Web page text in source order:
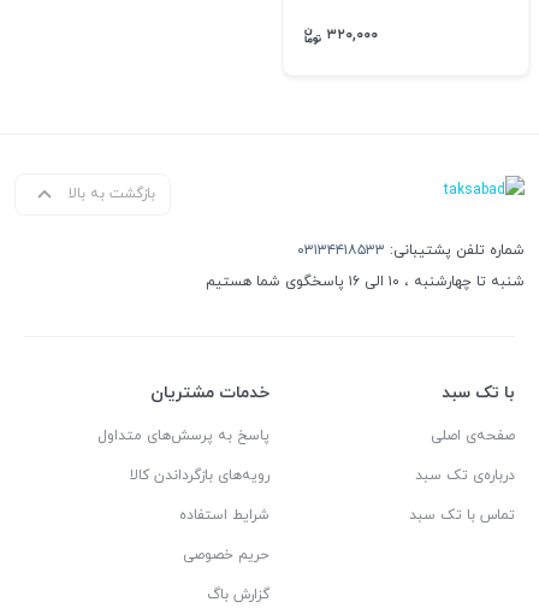
۳۲۰,۰۰۰
بازگشت به بالا
شماره تلفن پشتیبانی: ۰۳۱۳۴۴۱۸۵۳۳
شنبه تا چهارشنبه ، ۱۰ الی ۱۶ پاسخگوی شما هستیم
با تک سبد
صفحه‌ی اصلی
درباره‌ی تک سبد
تماس با تک سبد
خدمات مشتریان
پاسخ به پرسش‌های متداول
رویه‌های بازگرداندن کالا
شرایط استفاده
حریم خصوصی
گزارش باگ